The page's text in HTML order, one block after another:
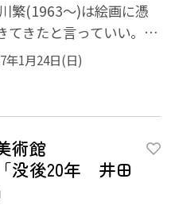
繁(1963～)は絵画に憑
てきたと言っていい。そ
っぱいである...
年1月24日(日)
術館
没後20年 井田